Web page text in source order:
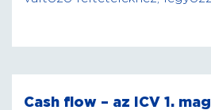
Cash flow – az ICV 1.